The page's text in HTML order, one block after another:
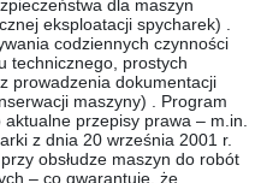
dla maszyn
eksploatacji spycharek) .
codziennych czynności
technicznego, prostych
prowadzenia dokumentacji
maszyny) . Program
przepisy prawa – m.in.
z dnia 20 września 2001 r.
obsłudze maszyn do robót
– co gwarantuje, że